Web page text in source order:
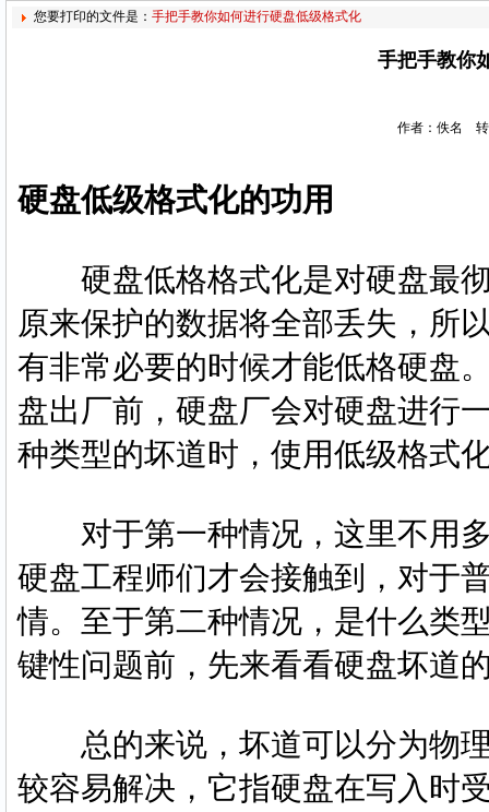
您要打印的文件是： 手把手教你如何进行硬盘低级格式化
手把手教你
作者：佚名 转
硬盘低级格式化的功用
硬盘低格格式化是对硬盘最彻
原来保护的数据将全部丢失，所
有非常必要的时候才能低格硬盘
盘出厂前，硬盘厂会对硬盘进行
种类型的坏道时，使用低级格式
对于第一种情况，这里不用多
硬盘工程师们才会接触到，对于
情。至于第二种情况，是什么类
键性问题前，先来看看硬盘坏道
总的来说，坏道可以分为物理
较容易解决，它指硬盘在写入时